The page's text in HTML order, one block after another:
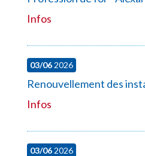
Infos
03/062026
Renouvellement des
Infos
03/062026